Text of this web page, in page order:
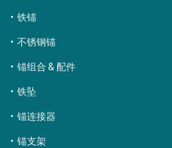
铁锚
不锈钢锚
锚组合 & 配件
铁坠
锚连接器
锚支架